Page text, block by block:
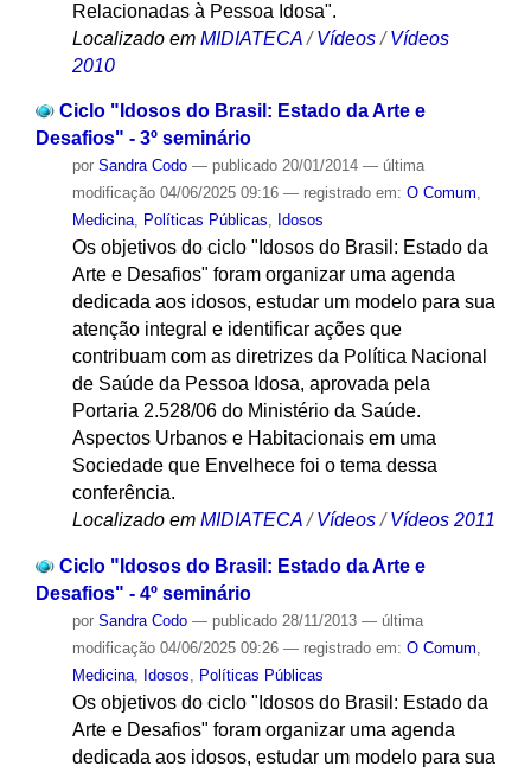
Relacionadas à Pessoa Idosa".
Localizado em MIDIATECA /Vídeos /Vídeos
2010
Ciclo "Idosos do Brasil: Estado da Arte e
Desafios" - 3º seminário
por Sandra Codo — publicado20/01/2014 — última
modificação04/06/2025 09:16 — registrado em: O Comum,
Medicina, Políticas Públicas, Idosos
Os objetivos do ciclo "Idosos do Brasil: Estado da
Arte e Desafios" foram organizar uma agenda
dedicada aos idosos, estudar um modelo para sua
atenção integral e identificar ações que
contribuam com as diretrizes da Política Nacional
de Saúde da Pessoa Idosa, aprovada pela
Portaria 2.528/06 do Ministério da Saúde.
Aspectos Urbanos e Habitacionais em uma
Sociedade que Envelhece foi o tema dessa
conferência.
Localizado em MIDIATECA / Vídeos / Vídeos 2011
Ciclo "Idosos do Brasil: Estado da Arte e
Desafios" - 4º seminário
por Sandra Codo — publicado28/11/2013 — última
modificação04/06/2025 09:26 — registrado em: O Comum,
Medicina, Idosos, Políticas Públicas
Os objetivos do ciclo "Idosos do Brasil: Estado da
Arte e Desafios" foram organizar uma agenda
dedicada aos idosos, estudar um modelo para sua